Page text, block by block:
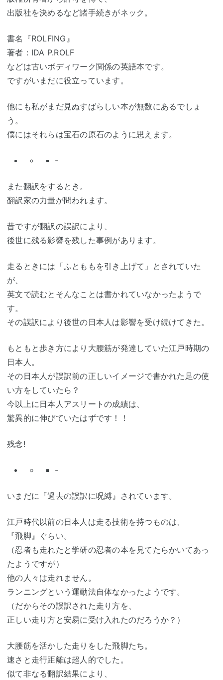
出版社を決めるなど諸手続きがネック。
書名『ROLFING』
著者：IDA P.ROLF
などは古いボディワーク関係の英語本です。
ですがいまだに役立っています。
他にも私がまだ見ぬすばらしい本が無数にあるでしょ
う。
僕にはそれらは宝石の原石のように思えます。
-
また翻訳をするとき。
翻訳家の力量が問われます。
昔ですが翻訳の誤訳により、
後世に残る影響を残した事例があります。
走るときには「ふとももを引き上げて」とされていた
が、
英文で読むとそんなことは書かれていなかったようで
す。
その誤訳により後世の日本人は影響を受け続けてきた。
もともと歩き方により大腰筋が発達していた江戸時期の
日本人。
その日本人が誤訳前の正しいイメージで書かれた足の使
い方をしていたら？
今以上に日本人アスリートの成績は、
驚異的に伸びていたはずです！！
残念!
-
いまだに『過去の誤訳に呪縛』されています。
江戸時代以前の日本人は走る技術を持つものは、
『飛脚』ぐらい。
（忍者も走れたと学研の忍者の本を見てたらかいてあっ
たようですが）
他の人々は走れません。
ランニングという運動法自体なかったようです。
（だからその誤訳された走り方を、
正しい走り方と安易に受け入れたのだろうか？）
大腰筋を活かした走りをした飛脚たち。
速さと走行距離は超人的でした。
似て非なる翻訳結果により、